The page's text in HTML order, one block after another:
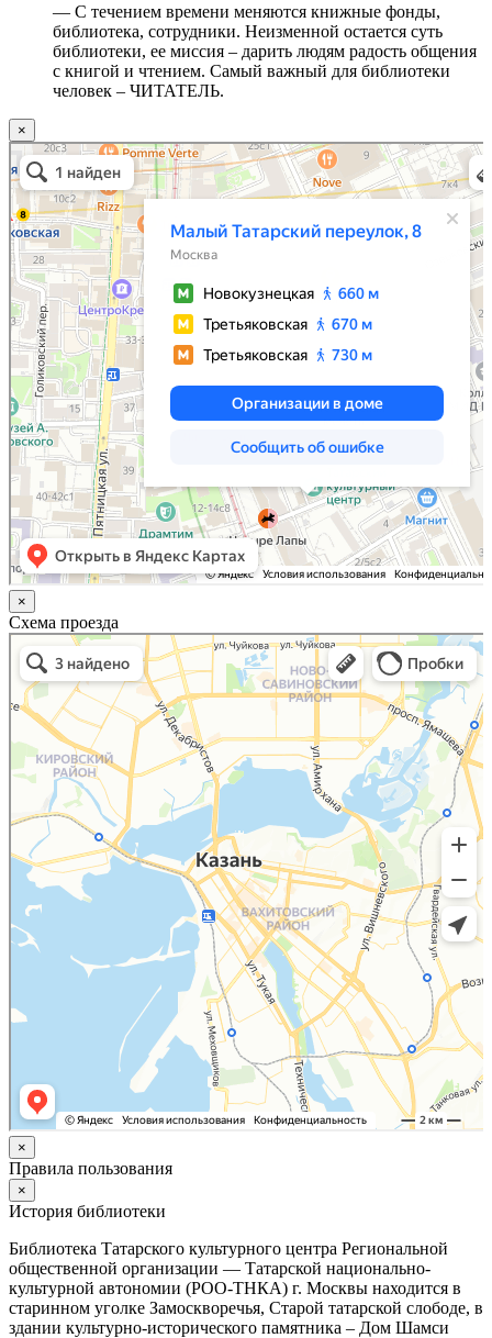
— С течением времени меняются книжные фонды,
библиотека, сотрудники. Неизменной остается суть
библиотеки, ее миссия – дарить людям радость общения
с книгой и чтением. Самый важный для библиотеки
человек – ЧИТАТЕЛЬ.
×
Москва
Малый Татарский переулок, 8 на карте Москвы, ближайшее метро Новокузнецкая —
Яндекс.Карты
×
Схема проезда
Казань
Малый Татарский переулок, 8 на карте Москвы, ближайшее метро Новокузнецкая —
Яндекс.Карты
×
Правила пользования
×
История библиотеки
Библиотека Татарского культурного центра Региональной
общественной организации — Татарской национально-
культурной автономии (РОО-ТНКА) г. Москвы находится в
старинном уголке Замоскворечья, Старой татарской слободе, в
здании культурно-исторического памятника – Дом Шамси